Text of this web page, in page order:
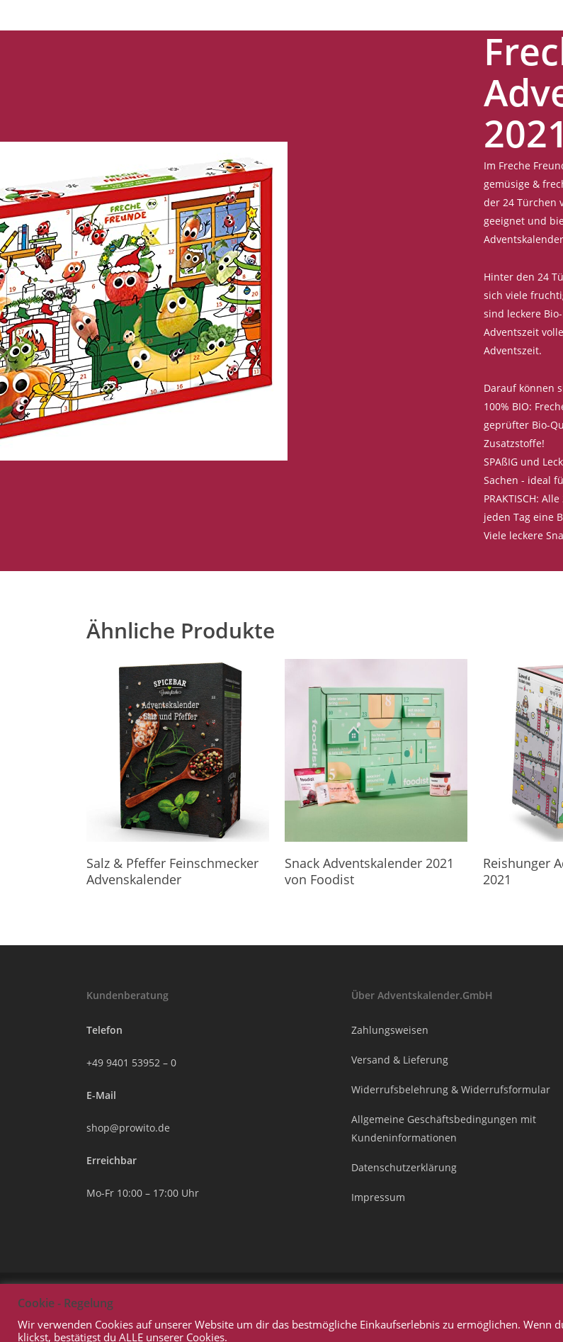
2021
Im Freche
gemüsige &
der 24 Türchen
geeignet und
Hinter den 24
sich viele
sind leckere
Adventszeit
Adventszeit.
Darauf können
100% BIO:
geprüfter Bio-
Zusatzstoffe!
SPAßIG und
Sachen - ideal
PRAKTISCH:
jeden Tag eine
Viele leckere
Ähnliche Produkte
Salz & Pfeffer Feinschmecker
Advenskalender
Snack Adventskalender 2021
von Foodist
Reishunger
2021
Kundenberatung
Telefon
+49 9401 53952 – 0
E-Mail
shop@prowito.de
Erreichbar
Mo-Fr 10:00 – 17:00 Uhr
Über Adventskalender.GmbH
Zahlungsweisen
Versand & Lieferung
Widerrufsbelehrung & Widerrufsformular
Allgemeine Geschäftsbedingungen mit
Kundeninformationen
Datenschutzerklärung
Impressum
Cookie - Regelung
Wir verwenden Cookies auf unserer Website um dir das bestmögliche Einkaufserlebnis zu ermöglichen. Wenn
klickst, bestätigst du ALLE unserer Cookies.